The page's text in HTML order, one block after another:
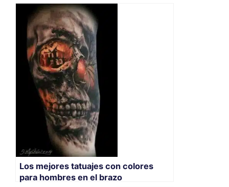
Los mejores tatuajes con colores
para hombres en el brazo